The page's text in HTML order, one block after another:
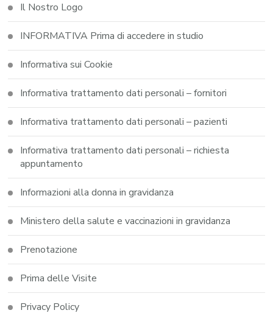
Il Nostro Logo
INFORMATIVA Prima di accedere in studio
Informativa sui Cookie
Informativa trattamento dati personali – fornitori
Informativa trattamento dati personali – pazienti
Informativa trattamento dati personali – richiesta
appuntamento
Informazioni alla donna in gravidanza
Ministero della salute e vaccinazioni in gravidanza
Prenotazione
Prima delle Visite
Privacy Policy